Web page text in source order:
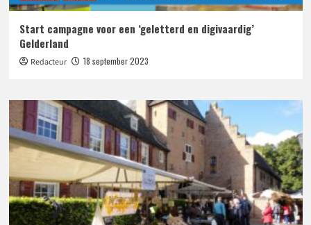
Start campagne voor een ‘geletterd en digivaardig’
Gelderland
Redacteur 18 september 2023